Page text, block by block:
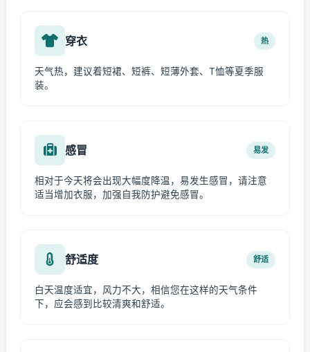
穿衣 热
天气热，建议着短裙、短裤、短薄外套、T恤等夏季服
装。
感冒 易发
相对于今天将会出现大幅度降温，易发生感冒，请注意
适当增加衣服，加强自我防护避免感冒。
舒适度 舒适
白天温度适宜，风力不大，相信您在这样的天气条件
下，应会感到比较清爽和舒适。